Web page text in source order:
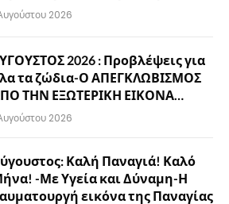
2026
2026 : Προβλέψεις για
τα ζώδια-Ο ΑΠΕΓΚΛΩΒΙΣΜΟΣ
ΤΗΝ ΕΞΩΤΕΡΙΚΗ ΕΙΚΟΝΑ…
2026
Καλή Παναγιά! Καλό
-Με Υγεία και Δύναμη-Η
εικόνα της Παναγίας